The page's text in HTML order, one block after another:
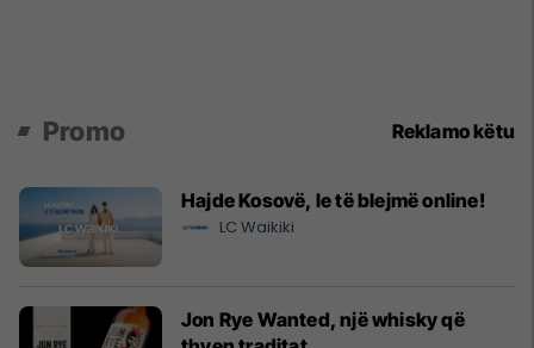
Promo Reklamo këtu
Hajde Kosovë, le të blejmë online!
LC Waikiki
Jon Rye Wanted, një whisky që